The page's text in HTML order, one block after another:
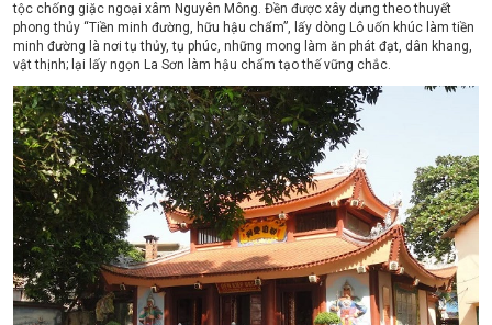
tộc chống giặc ngoại xâm Nguyên Mông. Đền được xây dựng theo thuyết
phong thủy “Tiền minh đường, hữu hậu chẩm”, lấy dòng Lô uốn khúc làm tiền
minh đường là nơi tụ thủy, tụ phúc, những mong làm ăn phát đạt, dân khang,
vật thịnh; lại lấy ngọn La Sơn làm hậu chẩm tạo thế vững chắc.